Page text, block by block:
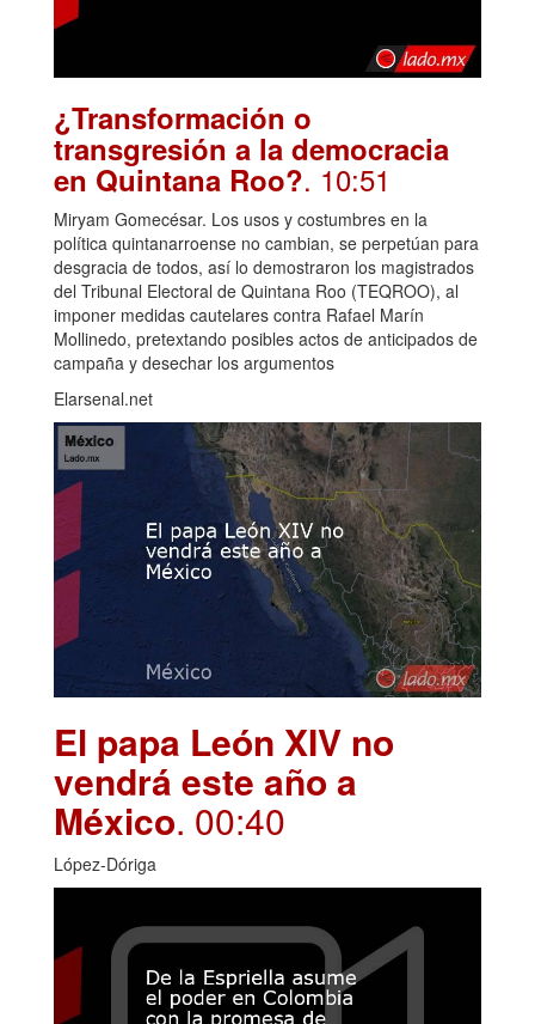
¿Transformación o
transgresión a la democracia
en Quintana Roo?. 10:51
Miryam Gomecésar. Los usos y costumbres en la
política quintanarroense no cambian, se perpetúan para
desgracia de todos, así lo demostraron los magistrados
del Tribunal Electoral de Quintana Roo (TEQROO), al
imponer medidas cautelares contra Rafael Marín
Mollinedo, pretextando posibles actos de anticipados de
campaña y desechar los argumentos
Elarsenal.net
El papa León XIV no
vendrá este año a
México. 00:40
López-Dóriga